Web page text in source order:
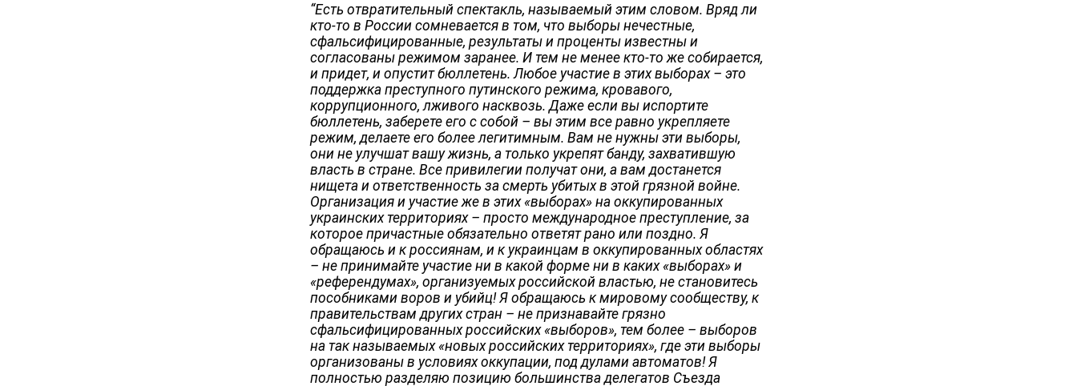
“Есть отвратительный спектакль, называемый этим словом. Вряд ли
кто-то в России сомневается в том, что выборы нечестные,
сфальсифицированные, результаты и проценты известны и
согласованы режимом заранее. И тем не менее кто-то же собирается,
и придет, и опустит бюллетень. Любое участие в этих выборах – это
поддержка преступного путинского режима, кровавого,
коррупционного, лживого насквозь. Даже если вы испортите
бюллетень, заберете его с собой – вы этим все равно укрепляете
режим, делаете его более легитимным. Вам не нужны эти выборы,
они не улучшат вашу жизнь, а только укрепят банду, захватившую
власть в стране. Все привилегии получат они, а вам достанется
нищета и ответственность за смерть убитых в этой грязной войне.
Организация и участие же в этих «выборах» на оккупированных
украинских территориях – просто международное преступление, за
которое причастные обязательно ответят рано или поздно. Я
обращаюсь и к россиянам, и к украинцам в оккупированных областях
– не принимайте участие ни в какой форме ни в каких «выборах» и
«референдумах», организуемых российской властью, не становитесь
пособниками воров и убийц! Я обращаюсь к мировому сообществу, к
правительствам других стран – не признавайте грязно
сфальсифицированных российских «выборов», тем более – выборов
на так называемых «новых российских территориях», где эти выборы
организованы в условиях оккупации, под дулами автоматов! Я
полностью разделяю позицию большинства делегатов Съезда